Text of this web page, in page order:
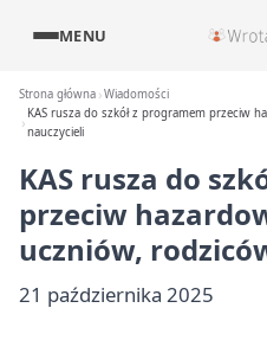
MENU
Strona główna Wiadomości
KAS rusza do szkół z programem przeciw
nauczycieli
KAS rusza do
przeciw
uczniów,
21 października 2025